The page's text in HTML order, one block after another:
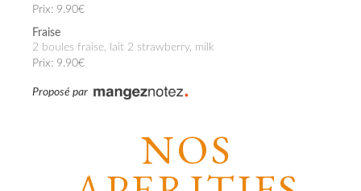
Prix: 9.90€
Fraise
2 boules fraise, lait 2 strawberry, milk
Prix: 9.90€
Proposé par
NOS